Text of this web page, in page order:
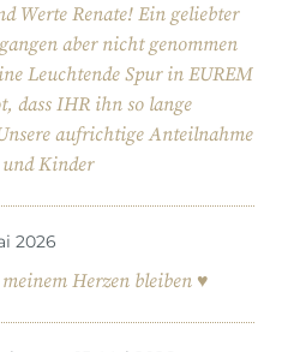
Werte Renate! Ein geliebter
aber nicht genommen
Leuchtende Spur in EUREM
dass IHR ihn so lange
aufrichtige Anteilnahme
Kinder
2026
Herzen bleiben ♥️